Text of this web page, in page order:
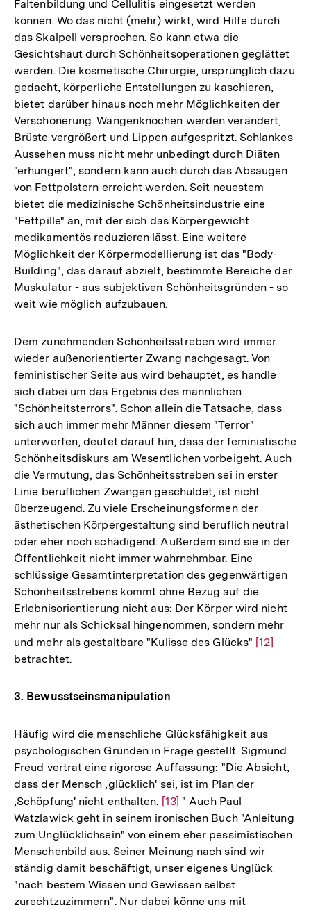
Faltenbildung und Cellulitis eingesetzt werden
können. Wo das nicht (mehr) wirkt, wird Hilfe durch
das Skalpell versprochen. So kann etwa die
Gesichtshaut durch Schönheitsoperationen geglättet
werden. Die kosmetische Chirurgie, ursprünglich dazu
gedacht, körperliche Entstellungen zu kaschieren,
bietet darüber hinaus noch mehr Möglichkeiten der
Verschönerung. Wangenknochen werden verändert,
Brüste vergrößert und Lippen aufgespritzt. Schlankes
Aussehen muss nicht mehr unbedingt durch Diäten
"erhungert", sondern kann auch durch das Absaugen
von Fettpolstern erreicht werden. Seit neuestem
bietet die medizinische Schönheitsindustrie eine
"Fettpille" an, mit der sich das Körpergewicht
medikamentös reduzieren lässt. Eine weitere
Möglichkeit der Körpermodellierung ist das "Body-
Building", das darauf abzielt, bestimmte Bereiche der
Muskulatur - aus subjektiven Schönheitsgründen - so
weit wie möglich aufzubauen.
Dem zunehmenden Schönheitsstreben wird immer
wieder außenorientierter Zwang nachgesagt. Von
feministischer Seite aus wird behauptet, es handle
sich dabei um das Ergebnis des männlichen
"Schönheitsterrors". Schon allein die Tatsache, dass
sich auch immer mehr Männer diesem "Terror"
unterwerfen, deutet darauf hin, dass der feministische
Schönheitsdiskurs am Wesentlichen vorbeigeht. Auch
die Vermutung, das Schönheitsstreben sei in erster
Linie beruflichen Zwängen geschuldet, ist nicht
überzeugend. Zu viele Erscheinungsformen der
ästhetischen Körpergestaltung sind beruflich neutral
oder eher noch schädigend. Außerdem sind sie in der
Öffentlichkeit nicht immer wahrnehmbar. Eine
schlüssige Gesamtinterpretation des gegenwärtigen
Schönheitsstrebens kommt ohne Bezug auf die
Erlebnisorientierung nicht aus: Der Körper wird nicht
mehr nur als Schicksal hingenommen, sondern mehr
und mehr als gestaltbare "Kulisse des Glücks" Zur
[12]
betrachtet.
3. Bewusstseinsmanipulation
Häufig wird die menschliche Glücksfähigkeit aus
psychologischen Gründen in Frage gestellt. Sigmund
Freud vertrat eine rigorose Auffassung: "Die Absicht,
dass der Mensch ,glücklich' sei, ist im Plan der
,Schöpfung' nicht enthalten. Zur
Auflösung
der
Fußnote
[13] " Auch Paul
Watzlawick geht in seinem ironischen Buch "Anleitung
zum Unglücklichsein" von einem eher pessimistischen
Menschenbild aus. Seiner Meinung nach sind wir
ständig damit beschäftigt, unser eigenes Unglück
"nach bestem Wissen und Gewissen selbst
zurechtzuzimmern". Nur dabei könne uns mit